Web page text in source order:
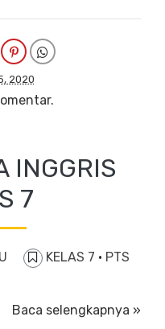
2020
INGGRIS
7
KELAS 7 · PTS
Baca selengkapnya »